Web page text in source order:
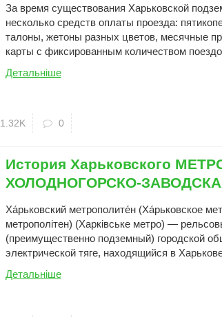
За время существования Харьковской
несколько средств оплаты проезда:
талоны, жетоны разных цветов, месячные
карты с фиксированным количеством
Детальніше
1.32K 0
История Харьковского
ХОЛОДНОГОРСКО-
Ха́рьковский метрополите́н (Ха́рьковское
метрополітен) (Харківське метро) —
(преимущественно подземный) городской
электрической тяге, находящийся в
Детальніше